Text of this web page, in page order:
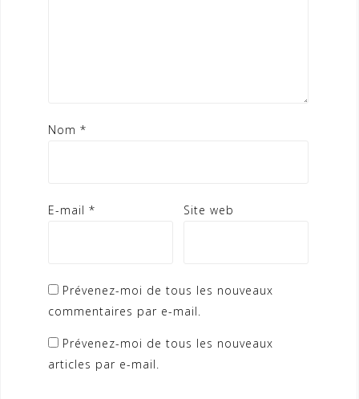
Nom *
E-mail * Site web
Prévenez-moi de tous les nouveaux
commentaires par e-mail.
Prévenez-moi de tous les nouveaux
articles par e-mail.